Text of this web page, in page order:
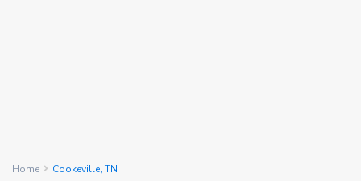
Home Cookeville, TN